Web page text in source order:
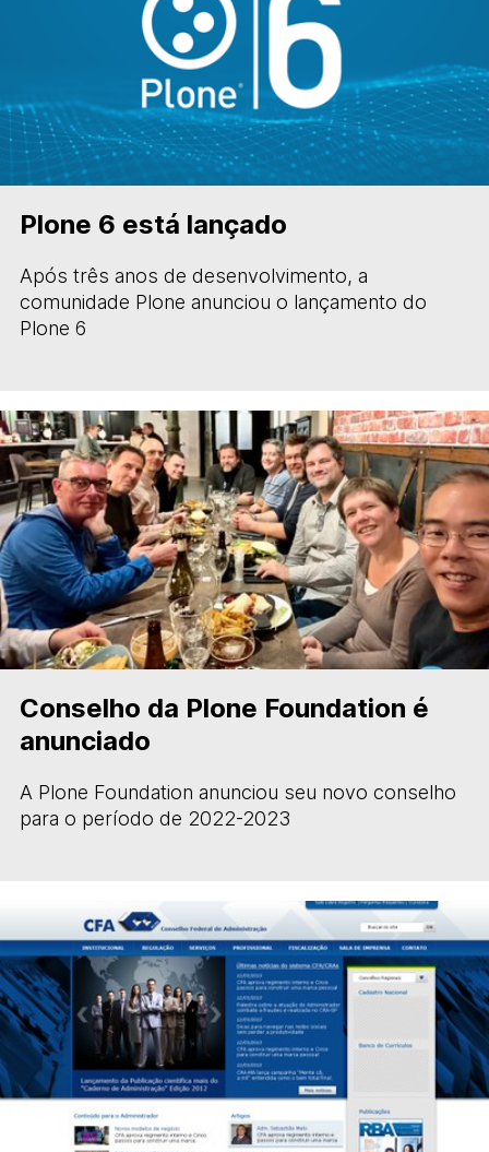
Plone 6 está lançado
Após três anos de desenvolvimento, a
comunidade Plone anunciou o lançamento do
Plone 6
Conselho da Plone Foundation é
anunciado
A Plone Foundation anunciou seu novo conselho
para o período de 2022-2023